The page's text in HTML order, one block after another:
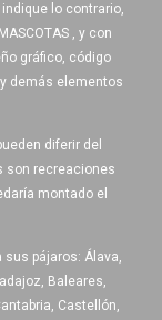
lo contrario,
, y con
gráfico, código
demás elementos
diferir del
son recreaciones
montado el
sus pájaros: Álava,
Baleares,
Castellón,